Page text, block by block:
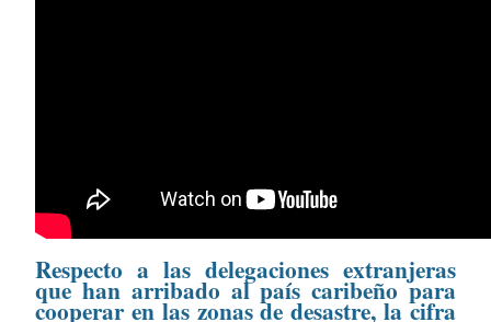
Respecto a las delegaciones extranjeras
que han arribado al país caribeño para
cooperar en las zonas de desastre, la cifra